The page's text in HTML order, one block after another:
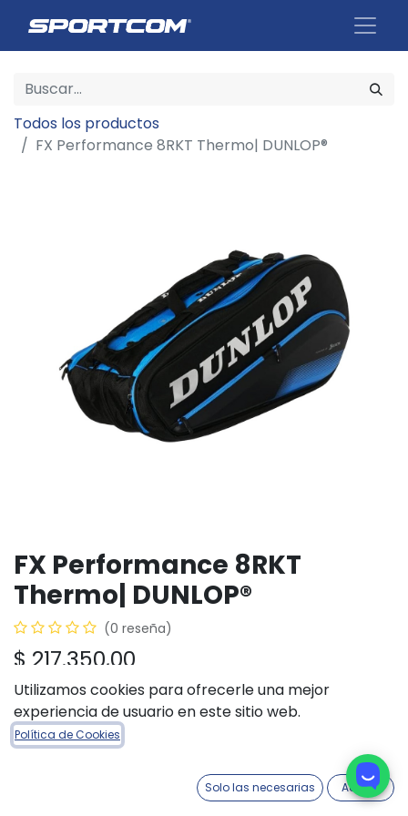
Todos los productos
FX Performance 8RKT Thermo| DUNLOP®
FX Performance 8RKT
Thermo| DUNLOP®
(0 reseña)
$ 217.350,00
AÑADIR A LA CESTA
Utilizamos cookies para ofrecerle una mejor
experiencia de usuario en este sitio web.
Política de Cookies
Solo las necesarias Acepto